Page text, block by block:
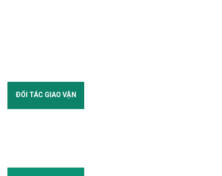
ĐỐI TÁC GIAO VẬN